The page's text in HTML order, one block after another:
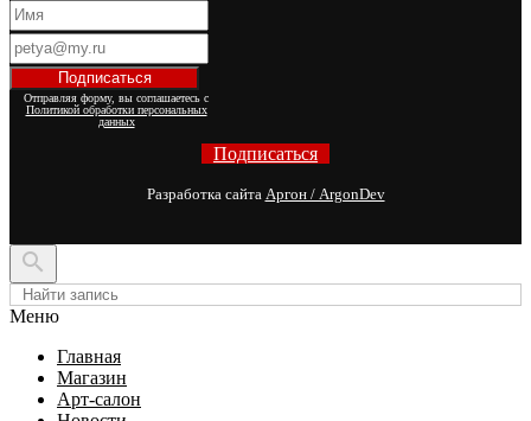
Отправляя форму, вы соглашаетесь с
Политикой обработки персональных
данных
Подписаться
Разработка сайта Аргон / ArgonDev

Меню
Главная
Магазин
Арт-салон